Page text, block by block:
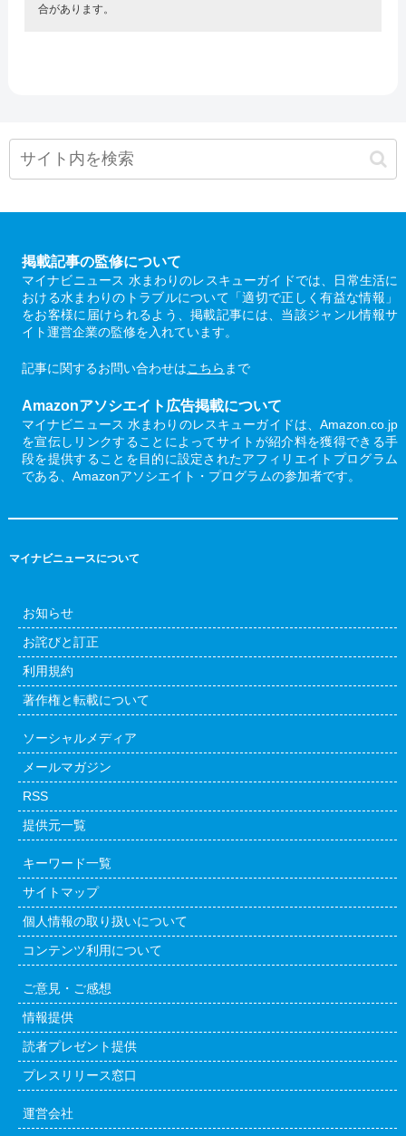
合があります。
掲載記事の監修について
マイナビニュース 水まわりのレスキューガイドでは、日常生活に
おける水まわりのトラブルについて「適切で正しく有益な情報」
をお客様に届けられるよう、掲載記事には、当該ジャンル情報サ
イト運営企業の監修を入れています。
記事に関するお問い合わせはこちら まで
Amazonアソシエイト広告掲載について
マイナビニュース 水まわりのレスキューガイドは、Amazon.co.jp
を宣伝しリンクすることによってサイトが紹介料を獲得できる手
段を提供することを目的に設定されたアフィリエイトプログラム
である、Amazonアソシエイト・プログラムの参加者です。
マイナビニュースについて
お知らせ
お詫びと訂正
利用規約
著作権と転載について
ソーシャルメディア
メールマガジン
RSS
提供元一覧
キーワード一覧
サイトマップ
個人情報の取り扱いについて
コンテンツ利用について
ご意見・ご感想
情報提供
読者プレゼント提供
プレスリリース窓口
運営会社